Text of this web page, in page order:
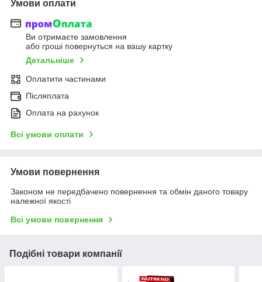
Умови оплати
Ви отримаєте замовлення
або гроші повернуться на вашу картку
Детальніше
Оплатити частинами
Післяплата
Оплата на рахунок
Всі умови оплати
Умови повернення
Законом не передбачено повернення та обмін даного товару
належної якості
Всі умови повернення
Подібні товари компанії